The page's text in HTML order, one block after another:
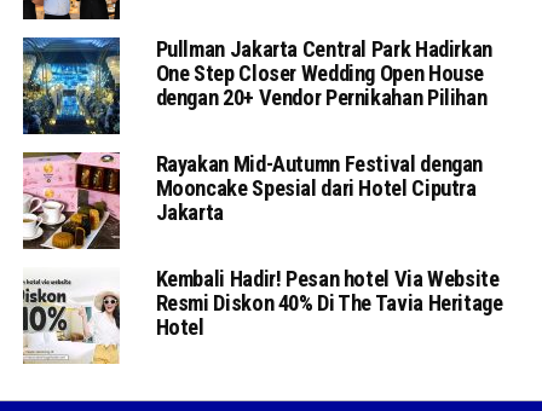
Pullman Jakarta Central Park Hadirkan
One Step Closer Wedding Open House
dengan 20+ Vendor Pernikahan Pilihan
Rayakan Mid-Autumn Festival dengan
Mooncake Spesial dari Hotel Ciputra
Jakarta
Kembali Hadir! Pesan hotel Via Website
Resmi Diskon 40% Di The Tavia Heritage
Hotel